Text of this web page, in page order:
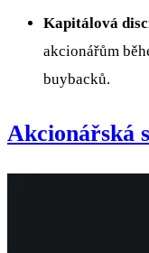
Kapitálová
akcionářům
buybacků.
Akcionářská